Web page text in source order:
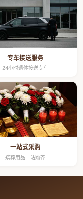
专车接送服务
24小时遗体接送专车
一站式采购
殡葬用品一站购齐